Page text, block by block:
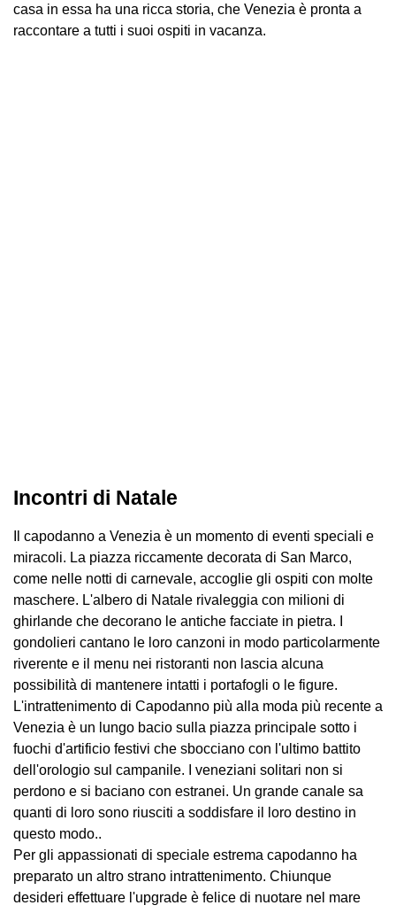
casa in essa ha una ricca storia, che Venezia è pronta a
raccontare a tutti i suoi ospiti in vacanza.
Incontri di Natale
Il capodanno a Venezia è un momento di eventi speciali e
miracoli. La piazza riccamente decorata di San Marco,
come nelle notti di carnevale, accoglie gli ospiti con molte
maschere. L'albero di Natale rivaleggia con milioni di
ghirlande che decorano le antiche facciate in pietra. I
gondolieri cantano le loro canzoni in modo particolarmente
riverente e il menu nei ristoranti non lascia alcuna
possibilità di mantenere intatti i portafogli o le figure.
L'intrattenimento di Capodanno più alla moda più recente a
Venezia è un lungo bacio sulla piazza principale sotto i
fuochi d'artificio festivi che sbocciano con l'ultimo battito
dell'orologio sul campanile. I veneziani solitari non si
perdono e si baciano con estranei. Un grande canale sa
quanti di loro sono riusciti a soddisfare il loro destino in
questo modo..
Per gli appassionati di speciale estrema capodanno ha
preparato un altro strano intrattenimento. Chiunque
desideri effettuare l'upgrade è felice di nuotare nel mare